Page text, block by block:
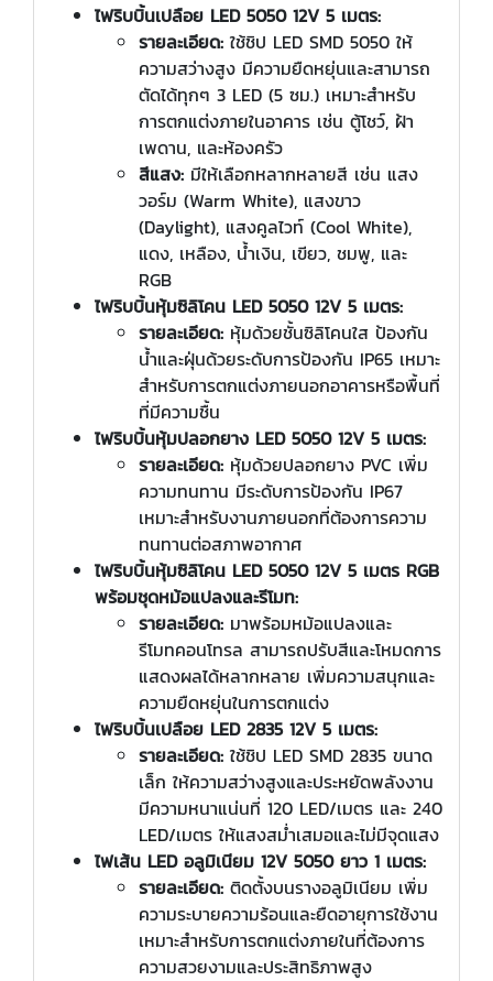
ไฟริบบิ้นเปลือย LED 5050 12V 5 เมตร:
รายละเอียด: ใช้ชิป LED SMD 5050 ให้
ความสว่างสูง มีความยืดหยุ่นและสามารถ
ตัดได้ทุกๆ 3 LED (5 ซม.) เหมาะสำหรับ
การตกแต่งภายในอาคาร เช่น ตู้โชว์, ฝ้า
เพดาน, และห้องครัว
สีแสง: มีให้เลือกหลากหลายสี เช่น แสง
วอร์ม (Warm White), แสงขาว
(Daylight), แสงคูลไวท์ (Cool White),
แดง, เหลือง, น้ำเงิน, เขียว, ชมพู, และ
RGB
ไฟริบบิ้นหุ้มซิลิโคน LED 5050 12V 5 เมตร:
รายละเอียด: หุ้มด้วยชั้นซิลิโคนใส ป้องกัน
น้ำและฝุ่นด้วยระดับการป้องกัน IP65 เหมาะ
สำหรับการตกแต่งภายนอกอาคารหรือพื้นที่
ที่มีความชื้น
ไฟริบบิ้นหุ้มปลอกยาง LED 5050 12V 5 เมตร:
รายละเอียด: หุ้มด้วยปลอกยาง PVC เพิ่ม
ความทนทาน มีระดับการป้องกัน IP67
เหมาะสำหรับงานภายนอกที่ต้องการความ
ทนทานต่อสภาพอากาศ
ไฟริบบิ้นหุ้มซิลิโคน LED 5050 12V 5 เมตร RGB
พร้อมชุดหม้อแปลงและรีโมท:
รายละเอียด: มาพร้อมหม้อแปลงและ
รีโมทคอนโทรล สามารถปรับสีและโหมดการ
แสดงผลได้หลากหลาย เพิ่มความสนุกและ
ความยืดหยุ่นในการตกแต่ง
ไฟริบบิ้นเปลือย LED 2835 12V 5 เมตร:
รายละเอียด: ใช้ชิป LED SMD 2835 ขนาด
เล็ก ให้ความสว่างสูงและประหยัดพลังงาน
มีความหนาแน่นที่ 120 LED/เมตร และ 240
LED/เมตร ให้แสงสม่ำเสมอและไม่มีจุดแสง
ไฟเส้น LED อลูมิเนียม 12V 5050 ยาว 1 เมตร:
รายละเอียด: ติดตั้งบนรางอลูมิเนียม เพิ่ม
ความระบายความร้อนและยืดอายุการใช้งาน
เหมาะสำหรับการตกแต่งภายในที่ต้องการ
ความสวยงามและประสิทธิภาพสูง